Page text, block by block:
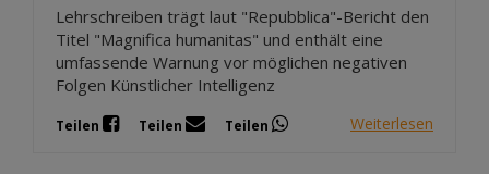
Lehrschreiben trägt laut "Repubblica"-Bericht den
Titel "Magnifica humanitas" und enthält eine
umfassende Warnung vor möglichen negativen
Folgen Künstlicher Intelligenz
Teilen Teilen Teilen Weiterlesen